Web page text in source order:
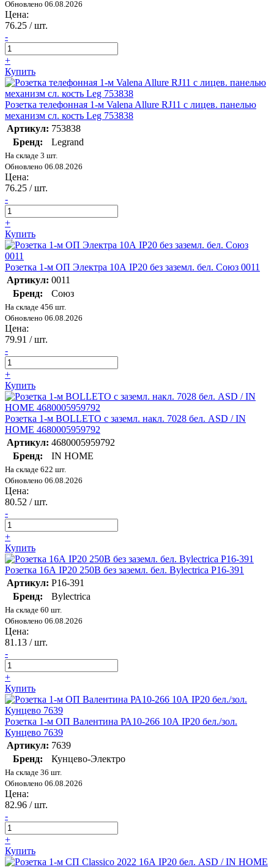
Обновлено 06.08.2026
Цена:
76.25 / шт.
-
+
Купить
Розетка телефонная 1-м Valena Allure RJ11 с лицев. панелью
механизм сл. кость Leg 753838
Артикул: 753838
Бренд:
Legrand
На складе 3 шт.
Обновлено 06.08.2026
Цена:
76.25 / шт.
-
+
Купить
Розетка 1-м ОП Электра 10А IP20 без заземл. бел. Союз 0011
Артикул: 0011
Бренд:
Союз
На складе 456 шт.
Обновлено 06.08.2026
Цена:
79.91 / шт.
-
+
Купить
Розетка 1-м BOLLETO с заземл. накл. 7028 бел. ASD / IN
HOME 4680005959792
Артикул: 4680005959792
Бренд:
IN HOME
На складе 622 шт.
Обновлено 06.08.2026
Цена:
80.52 / шт.
-
+
Купить
Розетка 16А IP20 250В без заземл. бел. Bylectrica Р16-391
Артикул: Р16-391
Бренд:
Bylectrica
На складе 60 шт.
Обновлено 06.08.2026
Цена:
81.13 / шт.
-
+
Купить
Розетка 1-м ОП Валентина РА10-266 10А IP20 бел./зол.
Кунцево 7639
Артикул: 7639
Бренд:
Кунцево-Электро
На складе 36 шт.
Обновлено 06.08.2026
Цена:
82.96 / шт.
-
+
Купить